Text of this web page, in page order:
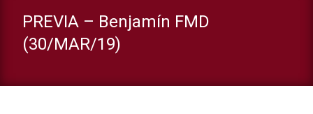
PREVIA – Benjamín FMD
(30/MAR/19)